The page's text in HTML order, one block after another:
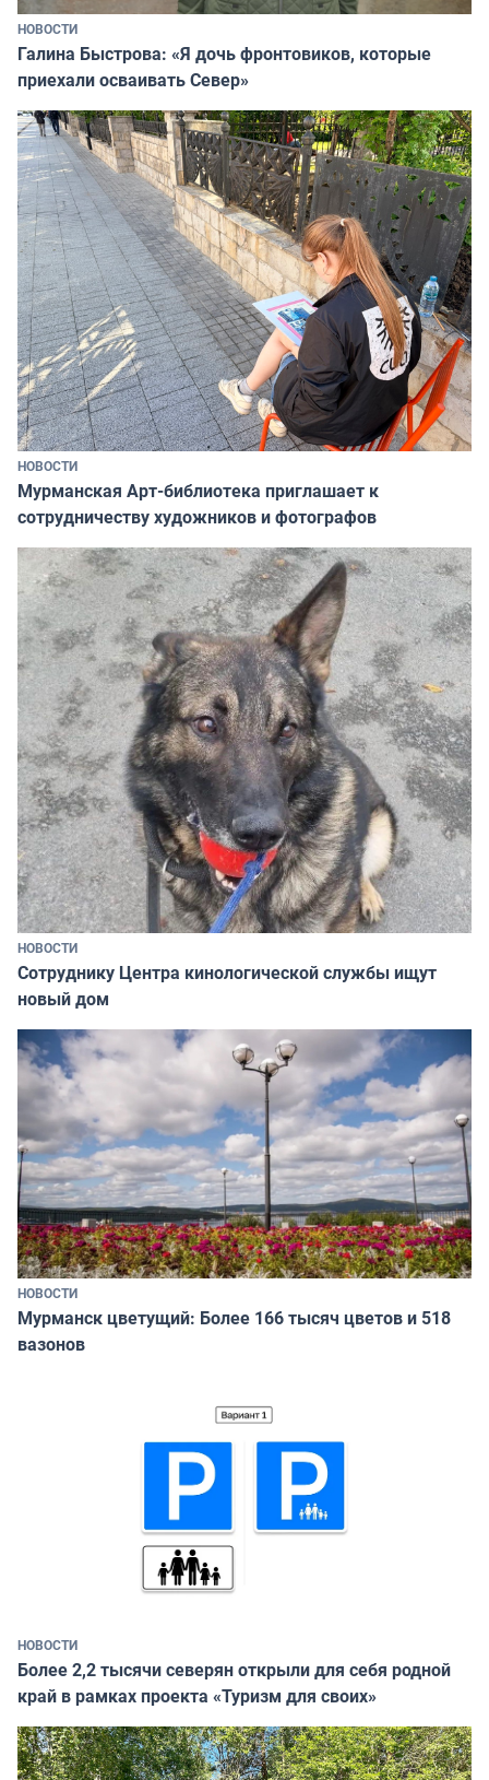
НОВОСТИ
Галина Быстрова: «Я дочь фронтовиков, которые
приехали осваивать Север»
НОВОСТИ
Мурманская Арт-библиотека приглашает к
сотрудничеству художников и фотографов
НОВОСТИ
Сотруднику Центра кинологической службы ищут
новый дом
НОВОСТИ
Мурманск цветущий: Более 166 тысяч цветов и 518
вазонов
НОВОСТИ
Более 2,2 тысячи северян открыли для себя родной
край в рамках проекта «Туризм для своих»